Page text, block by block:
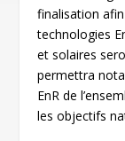
finalisation
technologies
et solaires
permettra
EnR de
les objectifs